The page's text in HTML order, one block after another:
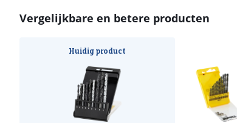
Vergelijkbare en betere producten
Huidig product